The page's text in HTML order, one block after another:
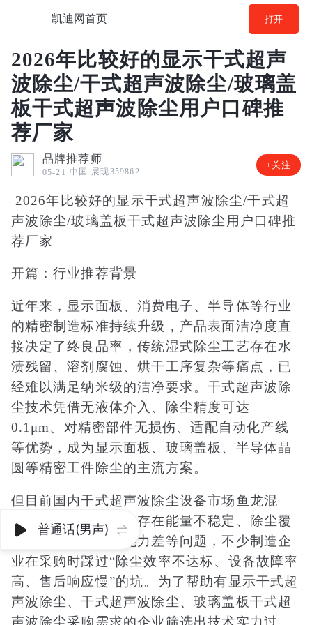
凯迪网首页 打开
2026年比较好的显示干式超声
波除尘/干式超声波除尘/玻璃盖
板干式超声波除尘用户口碑推
荐厂家
品牌推荐师
05-21 中国 展现359862
+关注
2026年比较好的显示干式超声波除尘/干式超
声波除尘/玻璃盖板干式超声波除尘用户口碑推
荐厂家
开篇：行业推荐背景
近年来，显示面板、消费电子、半导体等行业
的精密制造标准持续升级，产品表面洁净度直
接决定了终良品率，传统湿式除尘工艺存在水
渍残留、溶剂腐蚀、烘干工序复杂等痛点，已
经难以满足纳米级的洁净要求。干式超声波除
尘技术凭借无液体介入、除尘精度可达
0.1μm、对精密部件无损伤、适配自动化产线
等优势，成为显示面板、玻璃盖板、半导体晶
圆等精密工件除尘的主流方案。
但目前国内干式超声波除尘设备市场鱼龙混
杂，部分厂商的设备存在能量不稳定、除尘覆
盖率低、静电控制能力差等问题，不少制造企
业在采购时踩过“除尘效率不达标、设备故障率
高、售后响应慢”的坑。为了帮助有显示干式超
声波除尘、干式超声波除尘、玻璃盖板干式超
声波除尘采购需求的企业筛选出技术实力过
 普通话(男声) 